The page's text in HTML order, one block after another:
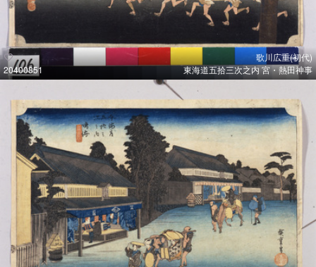
20400851
歌川広重(初代)
東海道五拾三次之内 宮・熱田神事